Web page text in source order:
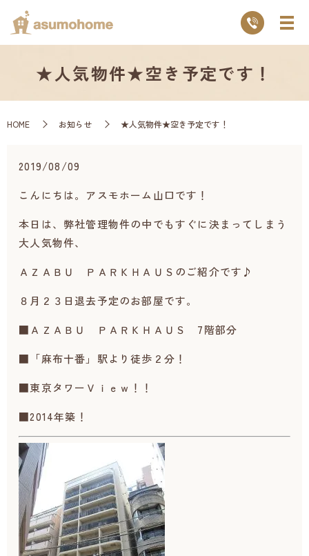
★人気物件★空き予定です！
HOME お知らせ ★人気物件★空き予定です！
2019/08/09
こんにちは。アスモホーム山口です！
本日は、弊社管理物件の中でもすぐに決まってしまう
大人気物件、
ＡＺＡＢＵ ＰＡＲＫＨＡＵＳのご紹介です♪
８月２３日退去予定のお部屋です。
■ＡＺＡＢＵ ＰＡＲＫＨＡＵＳ 7階部分
■「麻布十番」駅より徒歩２分！
■東京タワーＶｉｅｗ！！
■2014年築！